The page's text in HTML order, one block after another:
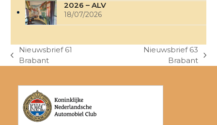
2026 – ALV
18/07/2026
previous
Nieuwsbrief 61
Brabant
Nieuwsbrief 63
Brabant